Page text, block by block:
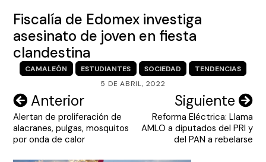
ENGLISH SECTION
Fiscalía de Edomex investiga
asesinato de joven en fiesta
clandestina
CAMALEÓN ESTUDIANTES SOCIEDAD
TENDENCIAS
5 DE ABRIL, 2022
Navegación
de
entradas
Anterior
Alertan de proliferación de
alacranes, pulgas, mosquitos
por onda de calor
Siguiente
Reforma Eléctrica: Llama
AMLO a diputados del PRI y
del PAN a rebelarse